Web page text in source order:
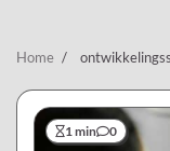
Home
1 min 0